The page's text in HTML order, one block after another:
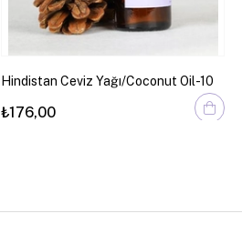
Hindistan Ceviz Yağı/Coconut Oil-10
₺176,00